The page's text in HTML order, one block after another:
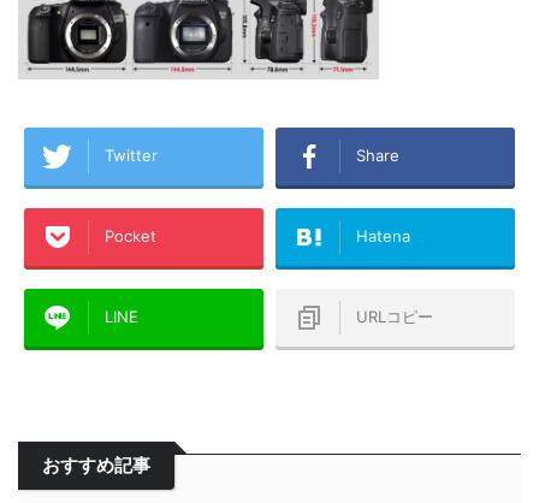
Twitter Share
Pocket Hatena
LINE URLコピー
おすすめ記事